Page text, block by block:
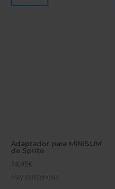
Adaptador para MINISLIM
de Sprite
14,95€
Hay existencias